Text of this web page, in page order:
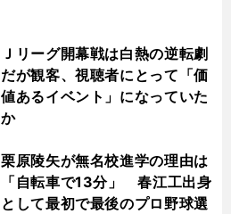
Ｊリーグ開幕戦は白熱の逆転劇
だが観客、視聴者にとって「価
値あるイベント」になっていた
か
栗原陵矢が無名校進学の理由は
「自転車で13分」 春江工出身
として最初で最後のプロ野球選